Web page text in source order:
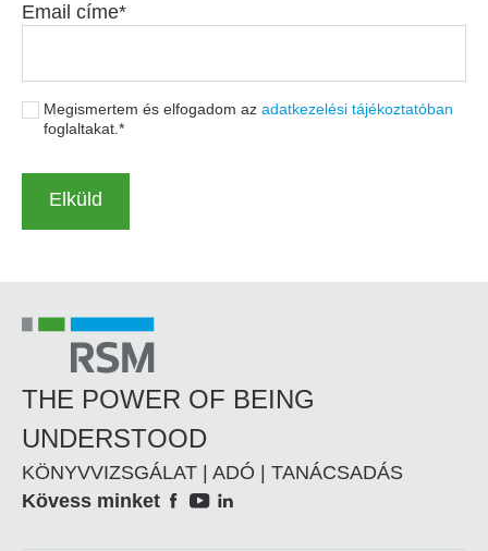
Email címe
Megismertem és elfogadom az adatkezelési tájékoztatóban
foglaltakat.
THE POWER OF BEING
UNDERSTOOD
KÖNYVVIZSGÁLAT | ADÓ | TANÁCSADÁS
Social
Kövess minket